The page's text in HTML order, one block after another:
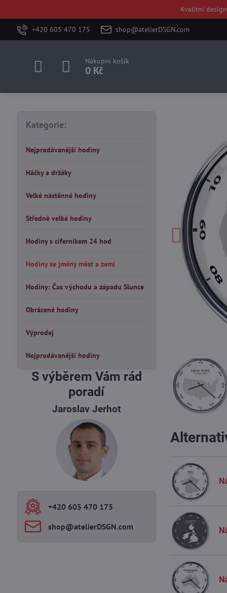
Kvalitní
+420 605 470 175 shop@atelierDSGN.com
Nákupní košík
0 Kč
Kategorie:
Nejprodávanější hodiny
Háčky a držáky
Velké nástěnné hodiny
Středně velké hodiny
Hodiny s ciferníkem 24 hod
Hodiny se jmény měst a zemí
Hodiny: Čas východu a západu Slunce
Obrácené hodiny
Výprodej
Nejprodávanější hodiny
S výběrem Vám rád
poradí
Jaroslav Jerhot
+420 605 470 175
shop​@atelierDSGN​.com